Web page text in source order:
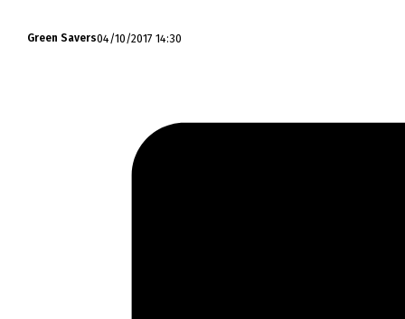
Green Savers04/10/2017 14:30